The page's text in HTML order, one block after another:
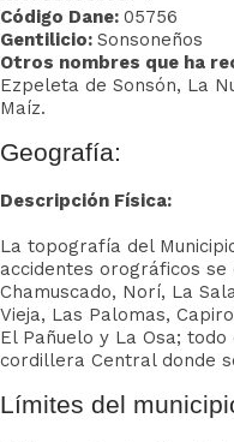
Código Dane: 05756
Gentilicio: Sonsoneños
Otros nombres que ha
Ezpeleta de Sonsón, La
Maíz.
Geografía:
Descripción Física:
La topografía del
accidentes orográficos
Chamuscado, Norí, La
Vieja, Las Palomas,
El Pañuelo y La Osa;
cordillera Central donde
Límites del